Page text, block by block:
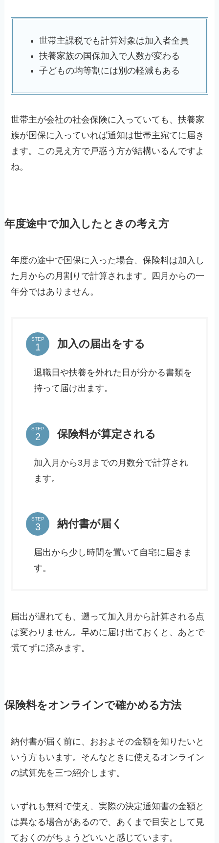
世帯主課税でも計算対象は加入者全員
扶養家族の国保加入で人数が変わる
子どもの均等割には別の軽減もある
世帯主が会社の社会保険に入っていても、扶養家
族が国保に入っていれば通知は世帯主宛てに届き
ます。この見え方で戸惑う方が結構いるんですよ
ね。
年度途中で加入したときの考え方
年度の途中で国保に入った場合、保険料は加入し
た月からの月割りで計算されます。四月からの一
年分ではありません。
STEP 加入の届出をする
退職日や扶養を外れた日が分かる書類を
持って届け出ます。
STEP 保険料が算定される
加入月から3月までの月数分で計算され
ます。
STEP 納付書が届く
届出から少し時間を置いて自宅に届きま
す。
届出が遅れても、遡って加入月から計算される点
は変わりません。早めに届け出ておくと、あとで
慌てずに済みます。
保険料をオンラインで確かめる方法
納付書が届く前に、おおよその金額を知りたいと
いう方もいます。そんなときに使えるオンライン
の試算先を三つ紹介します。
いずれも無料で使え、実際の決定通知書の金額と
は異なる場合があるので、あくまで目安として見
ておくのがちょうどいいと感じています。